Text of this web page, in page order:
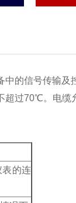
的信号传输及
超过70℃。电缆
表的连